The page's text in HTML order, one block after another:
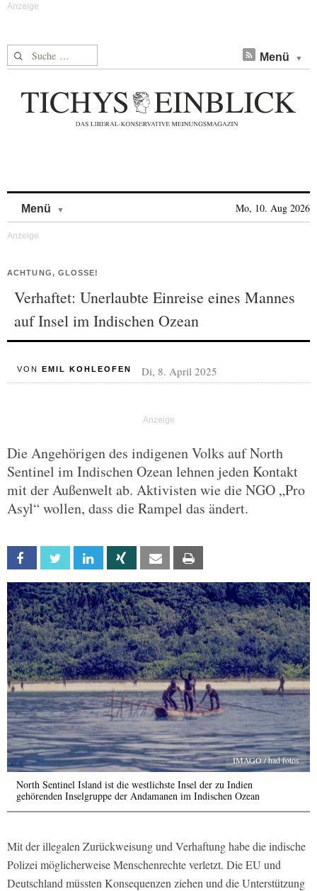
Suche nach: Menü
Menü Mo, 10. Aug 2026
ACHTUNG, GLOSSE!
Verhaftet: Unerlaubte Einreise eines Mannes
auf Insel im Indischen Ozean
VON EMIL KOHLEOFEN Di, 8. April 2025
Die Angehörigen des indigenen Volks auf North
Sentinel im Indischen Ozean lehnen jeden Kontakt
mit der Außenwelt ab. Aktivisten wie die NGO „Pro
Asyl“ wollen, dass die Rampel das ändert.
Facebook Twitter Linkedin Xing Email
IMAGO / had fotos
North Sentinel Island ist die westlichste Insel der zu Indien
gehörenden Inselgruppe der Andamanen im Indischen Ozean
Mit der illegalen Zurückweisung und Verhaftung habe die indische
Polizei möglicherweise Menschenrechte verletzt. Die EU und
Deutschland müssten Konsequenzen ziehen und die Unterstützung